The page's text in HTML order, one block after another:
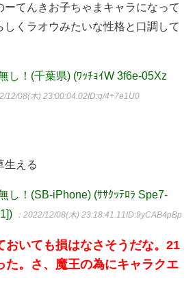
ーてんきお子ちゃまキャラになって
しくラオウみたいな性格と口調して
し！(千葉県) (ﾜｯﾁｮｲW 3f6e-05Xz
12/08(木) 23:00:04.02ID:q/4+7e1U0
生える
し！(SB-iPhone) (ｻｻｸｯﾃﾛﾗ Spe7-
：2022/12/08(木) 23:18:41.11ID:9yCAB4pBp
おいても損はなさそうだな。21
た。さ、魔王の為にキャラクエ